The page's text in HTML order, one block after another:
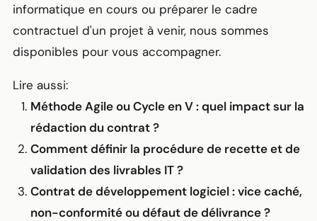
informatique en cours ou préparer le cadre
contractuel d'un projet à venir, nous sommes
disponibles pour vous accompagner.
Lire aussi:
Méthode Agile ou Cycle en V : quel impact sur la
rédaction du contrat ?
Comment définir la procédure de recette et de
validation des livrables IT ?
Contrat de développement logiciel : vice caché,
non-conformité ou défaut de délivrance ?